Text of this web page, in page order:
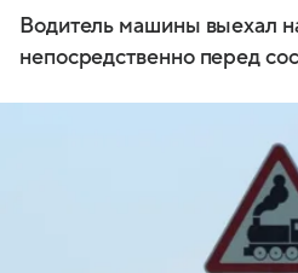
Водитель машины выехал
непосредственно перед